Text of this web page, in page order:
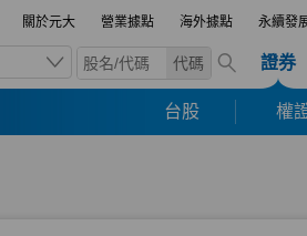
關於元大 營業據點 海外據點 永續發
代碼 證券
台股 權